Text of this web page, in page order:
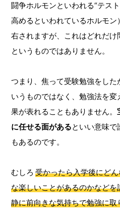
闘争ホルモンといわれる“テス
高めるといわれているホルモン
右されますが、これはどれだ
というものではありません。
つまり、焦って受験勉強をした
いうものではなく、勉強法を
果が表れることもありません。
に任せる面があるといい意味
もあるのです。
むしろ 受かったら入学後にど
な楽しいことがあるのかなど
静に前向きな気持ちで勉強に